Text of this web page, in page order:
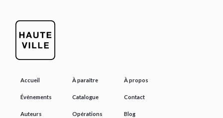
Accueil À paraître À propos
Événements Catalogue Contact
Auteurs Opérations Blog